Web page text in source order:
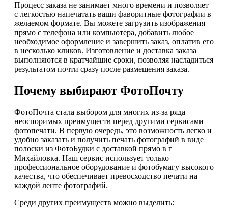
Процесс заказа не занимает много времени и позволяет
с легкостью напечатать ваши фаворитные фотографии в
желаемом формате. Вы можете загрузить изображения
прямо с телефона или компьютера, добавить любое
необходимое оформление и завершить заказ, оплатив его
в несколько кликов. Изготовление и доставка заказа
выполняются в кратчайшие сроки, позволяя насладиться
результатом почти сразу после размещения заказа.
Почему выбирают ФотоПочту
ФотоПочта стала выбором для многих из-за ряда
неоспоримых преимуществ перед другими сервисами
фотопечати. В первую очередь, это возможность легко и
удобно заказать и получить печать фотографий в виде
полоски из ФотоБудки с доставкой прямо в г
Михайловка. Наш сервис использует только
профессиональное оборудование и фотобумагу высокого
качества, что обеспечивает превосходство печати на
каждой ленте фотографий.
Среди других преимуществ можно выделить: